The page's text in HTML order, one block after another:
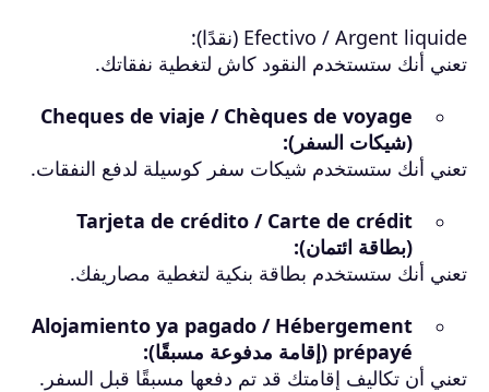
Efectivo / Argent liquide (نقدًا):
تعني أنك ستستخدم النقود كاش لتغطية نفقاتك.
Cheques de viaje / Chèques de voyage
(شيكات السفر):
تعني أنك ستستخدم شيكات سفر كوسيلة لدفع النفقات.
Tarjeta de crédito / Carte de crédit
(بطاقة ائتمان):
تعني أنك ستستخدم بطاقة بنكية لتغطية مصاريفك.
Alojamiento ya pagado / Hébergement
prépayé (إقامة مدفوعة مسبقًا):
تعني أن تكاليف إقامتك قد تم دفعها مسبقًا قبل السفر.